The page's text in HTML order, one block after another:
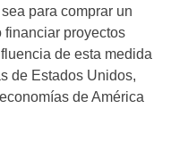
para comprar un
proyectos
de esta medida
de Estados Unidos,
de América